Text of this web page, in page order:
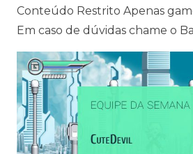
Conteúdo Restrito Apenas
Em caso de dúvidas chame o